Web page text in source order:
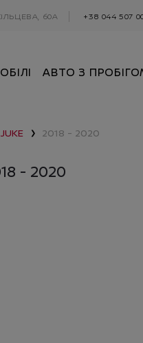
60А +38 044 507
АВТО З
JUKE ❯ 2018 - 2020
- 2020